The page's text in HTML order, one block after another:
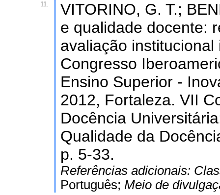
11.
VITORINO, G. T.;
e qualidade docente:
avaliação
Congresso
Ensino Superior -
2012, Fortaleza. VII
Docência
Qualidade da
p. 5-33.
Referências adicionais:
Português; Meio de